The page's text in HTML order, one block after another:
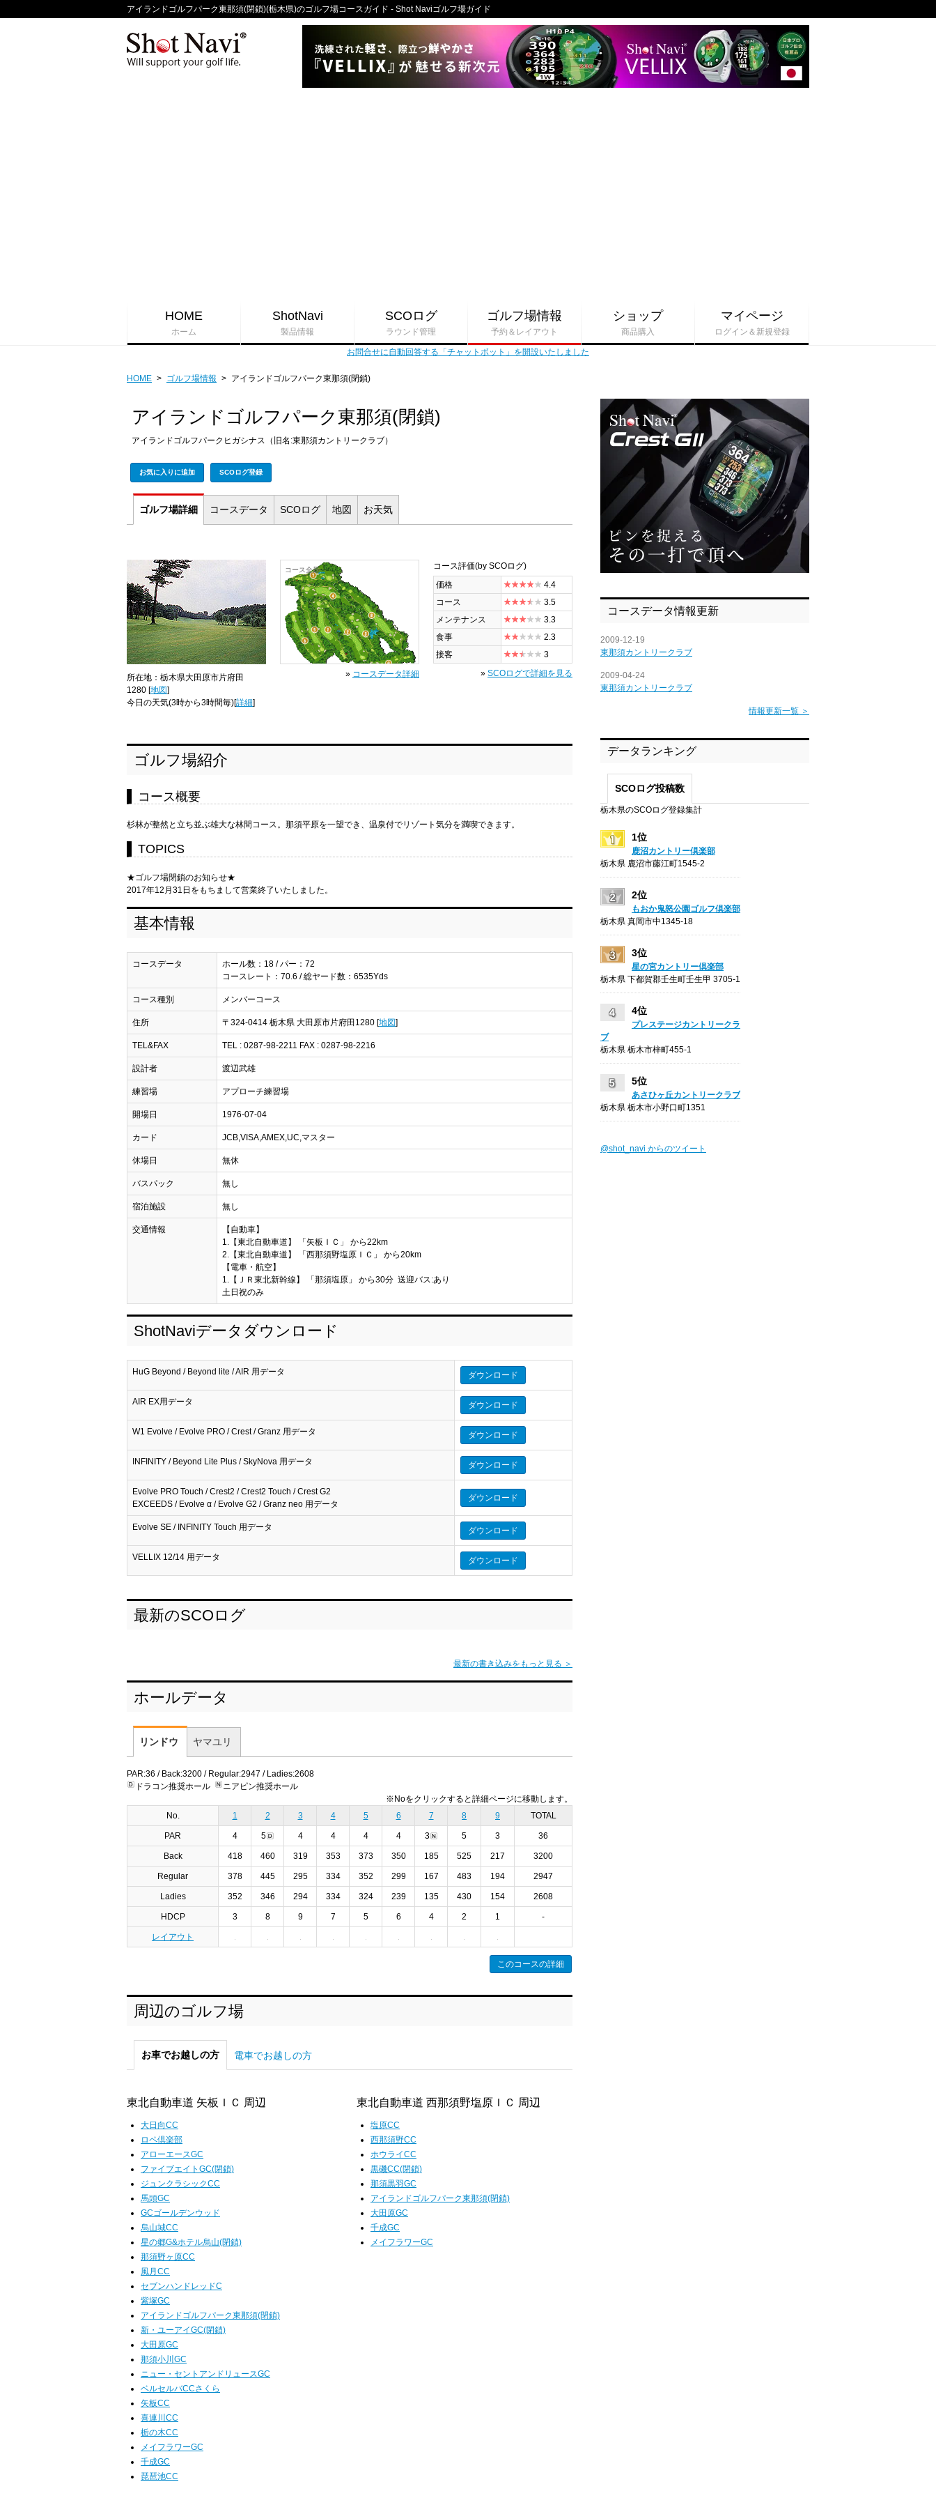
アイランドゴルフパーク東那須(閉鎖)(栃木県)のゴルフ場コースガイド - Shot Naviゴルフ場ガイド
HOME
ホーム
ShotNavi
製品情報
SCOログ
ラウンド管理
ゴルフ場情報
予約＆レイアウト
ショップ
商品購入
マイページ
ログイン＆新規登録
お問合せに自動回答する「チャットボット」を開設いたしました
HOME > ゴルフ場情報 > アイランドゴルフパーク東那須(閉鎖)
アイランドゴルフパーク東那須(閉鎖)
アイランドゴルフパークヒガシナス（旧名:東那須カントリークラブ）
お気に入りに追加 SCOログ登録
ゴルフ場詳細 コースデータ SCOログ 地図 お天気
所在地：栃木県大田原市片府田
1280 [地図]
今日の天気(3時から3時間毎)[詳細]
コース全景
» コースデータ詳細
コース評価(by SCOログ)
価格
4.4
コース
3.5
メンテナンス
3.3
食事
2.3
接客
3
» SCOログで詳細を見る
ゴルフ場紹介
コース概要
杉林が整然と立ち並ぶ雄大な林間コース。那須平原を一望でき、温泉付でリゾート気分を満喫できます。
TOPICS
★ゴルフ場閉鎖のお知らせ★
2017年12月31日をもちまして営業終了いたしました。
基本情報
コースデータ
ホール数：18 / パー：72
コースレート：70.6 / 総ヤード数：6535Yds
コース種別 メンバーコース
住所 〒324-0414 栃木県 大田原市片府田1280 [地図]
TEL&FAX TEL : 0287-98-2211 FAX : 0287-98-2216
設計者 渡辺武雄
練習場 アプローチ練習場
開場日 1976-07-04
カード JCB,VISA,AMEX,UC,マスター
休場日 無休
バスパック 無し
宿泊施設 無し
交通情報
【自動車】
1.【東北自動車道】 「矢板ＩＣ」 から22km
2.【東北自動車道】 「西那須野塩原ＩＣ」 から20km
【電車・航空】
1.【ＪＲ東北新幹線】 「那須塩原」 から30分 送迎バス:あり
土日祝のみ
ShotNaviデータダウンロード
HuG Beyond / Beyond lite / AIR 用データ ダウンロード
AIR EX用データ ダウンロード
W1 Evolve / Evolve PRO / Crest / Granz 用データ ダウンロード
INFINITY / Beyond Lite Plus / SkyNova 用データ ダウンロード
Evolve PRO Touch / Crest2 / Crest2 Touch / Crest G2
EXCEEDS / Evolve α / Evolve G2 / Granz neo 用データ
ダウンロード
Evolve SE / INFINITY Touch 用データ ダウンロード
VELLIX 12/14 用データ ダウンロード
最新のSCOログ
最新の書き込みをもっと見る ＞
ホールデータ
リンドウ ヤマユリ
PAR:36 / Back:3200 / Regular:2947 / Ladies:2608
ドラコン推奨ホール
ニアピン推奨ホール
※Noをクリックすると詳細ページに移動します。
No.
1 2 3 4 5 6 7 8 9 TOTAL
PAR 4 5 4 4 4 4 3 5 3 36
Back 418 460 319 353 373 350 185 525 217 3200
Regular 378 445 295 334 352 299 167 483 194 2947
Ladies 352 346 294 334 324 239 135 430 154 2608
HDCP 3 8 9 7 5 6 4 2 1 -
レイアウト
このコースの詳細
周辺のゴルフ場
お車でお越しの方 電車でお越しの方
東北自動車道 矢板ＩＣ 周辺
大日向CC
ロペ倶楽部
アローエースGC
ファイブエイトGC(閉鎖)
ジュンクラシックCC
馬頭GC
GCゴールデンウッド
烏山城CC
星の郷G&ホテル烏山(閉鎖)
那須野ヶ原CC
風月CC
セブンハンドレッドC
紫塚GC
アイランドゴルフパーク東那須(閉鎖)
新・ユーアイGC(閉鎖)
大田原GC
那須小川GC
ニュー・セントアンドリュースGC
ベルセルバCCさくら
矢板CC
喜連川CC
栃の木CC
メイフラワーGC
千成GC
琵琶池CC
東北自動車道 西那須野塩原ＩＣ 周辺
塩原CC
西那須野CC
ホウライCC
黒磯CC(閉鎖)
那須黒羽GC
アイランドゴルフパーク東那須(閉鎖)
大田原GC
千成GC
メイフラワーGC
コースデータ情報更新
2009-12-19
東那須カントリークラブ
2009-04-24
東那須カントリークラブ
情報更新一覧 ＞
データランキング
SCOログ投稿数
栃木県のSCOログ登録集計
1位
鹿沼カントリー倶楽部
栃木県 鹿沼市藤江町1545-2
2位
もおか鬼怒公園ゴルフ倶楽部
栃木県 真岡市中1345-18
3位
星の宮カントリー倶楽部
栃木県 下都賀郡壬生町壬生甲 3705-1
4位
プレステージカントリークラ
ブ
栃木県 栃木市梓町455-1
5位
あさひヶ丘カントリークラブ
栃木県 栃木市小野口町1351
@shot_navi からのツイート